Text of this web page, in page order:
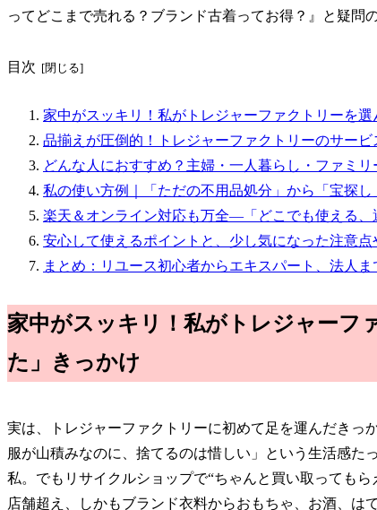
ってどこまで売れる？ブランド古着ってお得？』と疑問
目次
家中がスッキリ！私がトレジャーファクトリーを
品揃えが圧倒的！トレジャーファクトリーのサー
どんな人におすすめ？主婦・一人暮らし・ファミ
私の使い方例｜「ただの不用品処分」から「宝探
楽天＆オンライン対応も万全―「どこでも使える、
安心して使えるポイントと、少し気になった注意点
まとめ：リユース初心者からエキスパート、法人
家中がスッキリ！私がトレジャーフ
た」きっかけ
実は、トレジャーファクトリーに初めて足を運んだきっ
服が山積みなのに、捨てるのは惜しい」という生活感た
私。でもリサイクルショップで“ちゃんと買い取っても
店舗超え、しかもブランド衣料からおもちゃ、お酒、は